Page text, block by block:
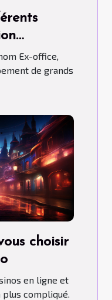
?
Ex-office,
de grands
choisir
en ligne et
compliqué.